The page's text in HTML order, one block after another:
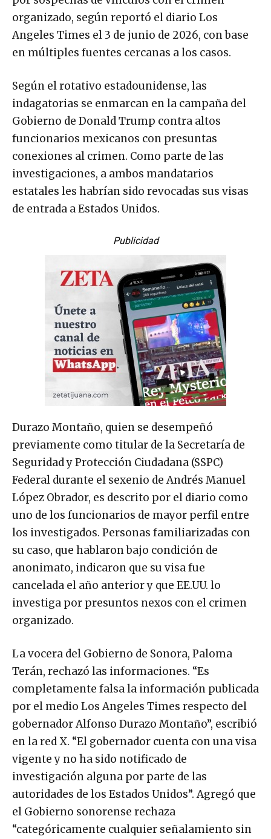
organizado, según reportó el diario Los
Angeles Times el 3 de junio de 2026, con base
en múltiples fuentes cercanas a los casos.
Según el rotativo estadounidense, las
indagatorias se enmarcan en la campaña del
Gobierno de Donald Trump contra altos
funcionarios mexicanos con presuntas
conexiones al crimen. Como parte de las
investigaciones, a ambos mandatarios
estatales les habrían sido revocadas sus visas
de entrada a Estados Unidos.
Publicidad
Durazo Montaño, quien se desempeñó
previamente como titular de la Secretaría de
Seguridad y Protección Ciudadana (SSPC)
Federal durante el sexenio de Andrés Manuel
López Obrador, es descrito por el diario como
uno de los funcionarios de mayor perfil entre
los investigados. Personas familiarizadas con
su caso, que hablaron bajo condición de
anonimato, indicaron que su visa fue
cancelada el año anterior y que EE.UU. lo
investiga por presuntos nexos con el crimen
organizado.
La vocera del Gobierno de Sonora, Paloma
Terán, rechazó las informaciones. “Es
completamente falsa la información publicada
por el medio Los Angeles Times respecto del
gobernador Alfonso Durazo Montaño”, escribió
en la red X. “El gobernador cuenta con una visa
vigente y no ha sido notificado de
investigación alguna por parte de las
autoridades de los Estados Unidos”. Agregó que
el Gobierno sonorense rechaza
“categóricamente cualquier señalamiento sin